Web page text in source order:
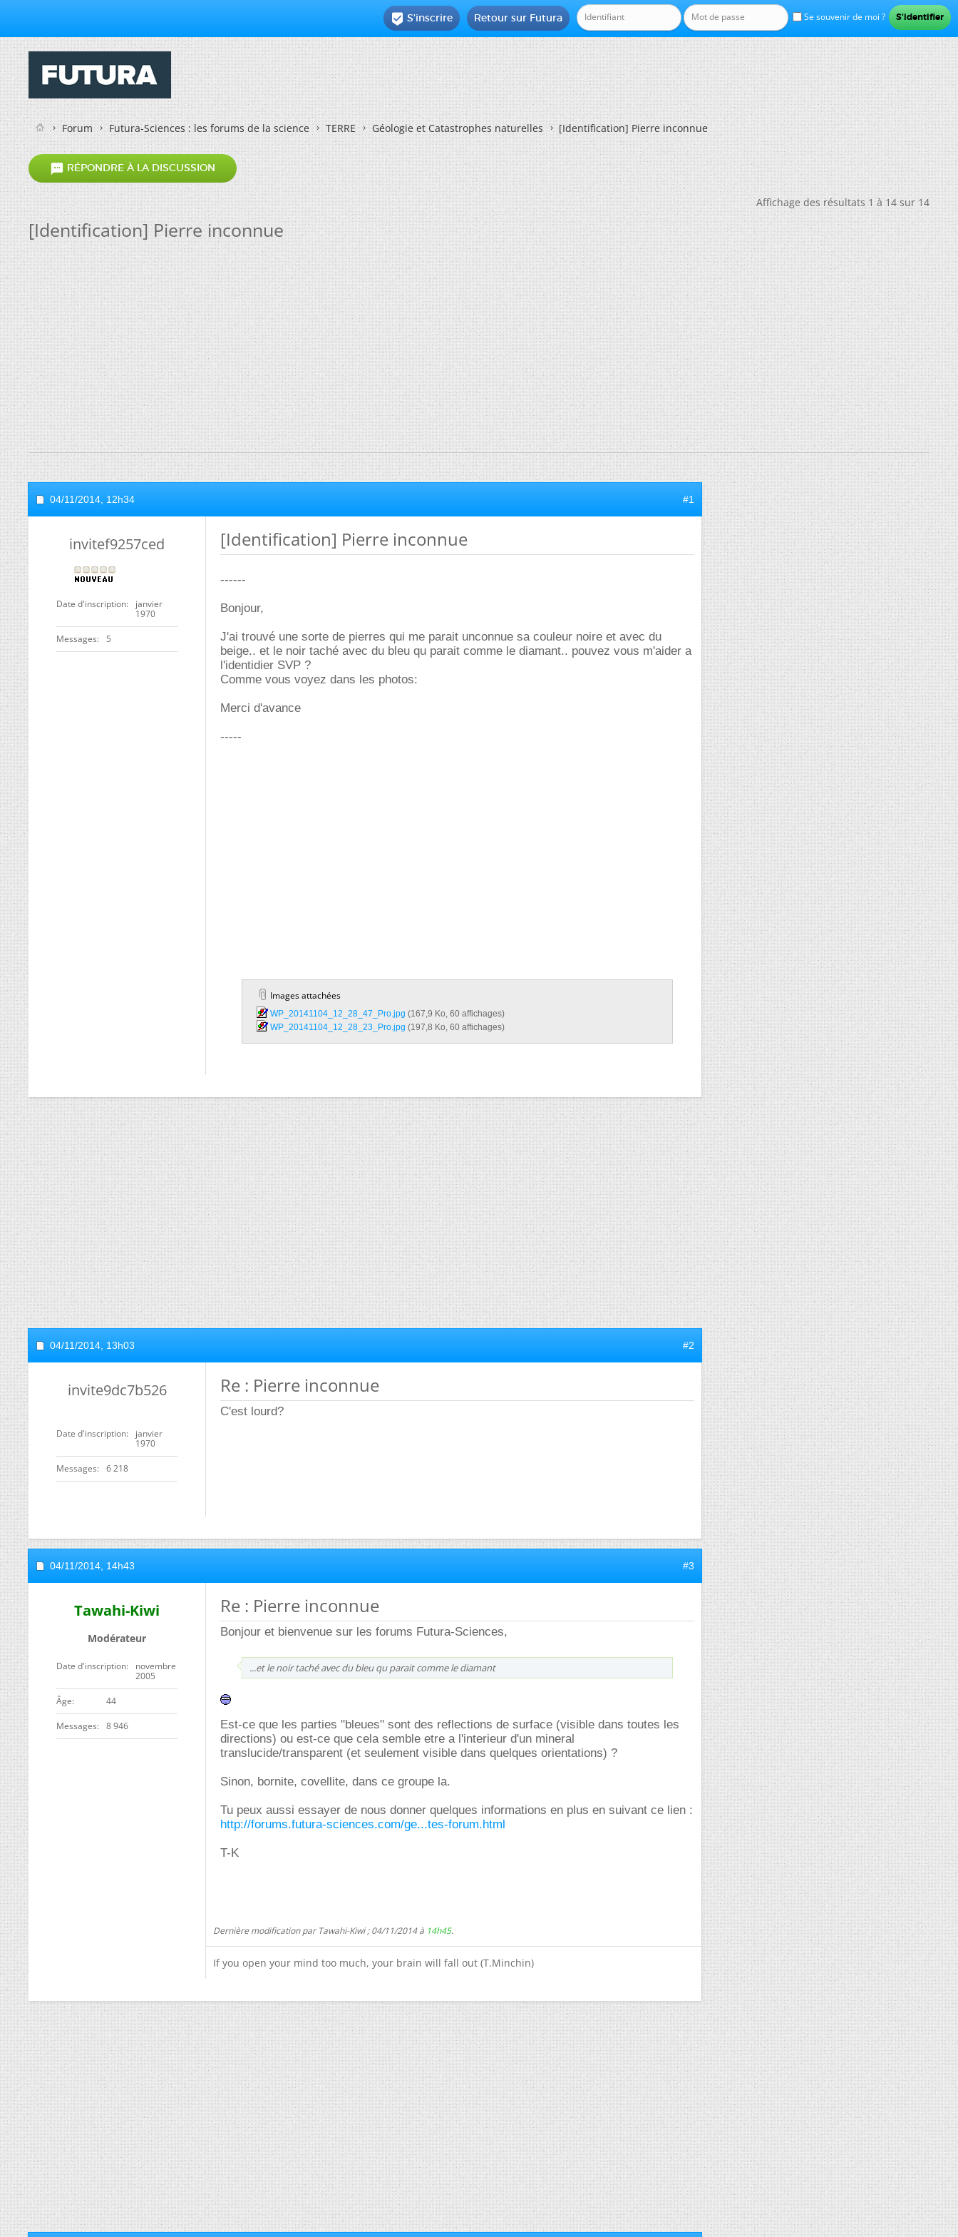
Se souvenir de moi ?
Retour sur Futura
 S'inscrire
Forum Futura-Sciences : les forums de la science TERRE Géologie et Catastrophes naturelles [Identification] Pierre inconnue
 RÉPONDRE À LA DISCUSSION
Affichage des résultats 1 à 14 sur 14
[Identification] Pierre inconnue
04/11/2014, 12h34 #1
invitef9257ced
Date d'inscription
janvier
1970
Messages 5
[Identification] Pierre inconnue
------
Bonjour,
J'ai trouvé une sorte de pierres qui me parait unconnue sa couleur noire et avec du
beige.. et le noir taché avec du bleu qu parait comme le diamant.. pouvez vous m'aider a
l'identidier SVP ?
Comme vous voyez dans les photos:
Merci d'avance
-----
Images attachées
WP_20141104_12_28_47_Pro.jpg‎ (167,9 Ko, 60 affichages)
WP_20141104_12_28_23_Pro.jpg‎ (197,8 Ko, 60 affichages)
04/11/2014, 13h03 #2
invite9dc7b526
Date d'inscription
janvier
1970
Messages 6 218
Re : Pierre inconnue
C'est lourd?
04/11/2014, 14h43 #3
Tawahi-Kiwi
Modérateur
Date d'inscription
novembre
2005
ge 44
Messages 8 946
Re : Pierre inconnue
Bonjour et bienvenue sur les forums Futura-Sciences,
...et le noir taché avec du bleu qu parait comme le diamant
Est-ce que les parties "bleues" sont des reflections de surface (visible dans toutes les
directions) ou est-ce que cela semble etre a l'interieur d'un mineral
translucide/transparent (et seulement visible dans quelques orientations) ?
Sinon, bornite, covellite, dans ce groupe la.
Tu peux aussi essayer de nous donner quelques informations en plus en suivant ce lien :
http://forums.futura-sciences.com/ge...tes-forum.html
T-K
Dernière modification par Tawahi-Kiwi ; 04/11/2014 à 14h45.
If you open your mind too much, your brain will fall out (T.Minchin)